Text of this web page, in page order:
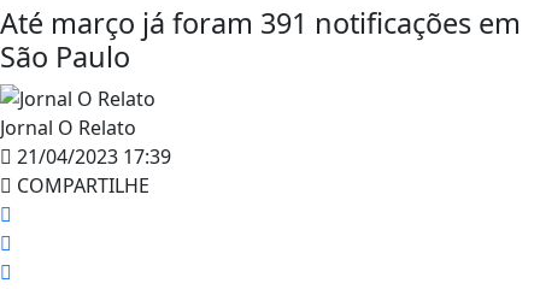
Até março já foram 391 notificações em
São Paulo
Jornal O Relato
21/04/2023 17:39
COMPARTILHE